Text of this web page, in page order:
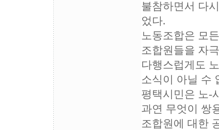
불참하면서 다
었다.
노동조합은 모
조합원들을 자
다행스럽게도
소식이 아닐 수
평택시민은 노-
과연 무엇이 쌍
조합원에 대한